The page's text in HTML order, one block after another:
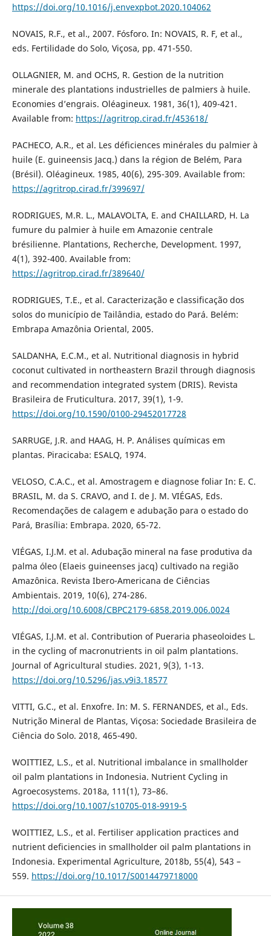
https://doi.org/10.1016/j.envexpbot.2020.104062
NOVAIS, R.F., et al., 2007. Fósforo. In: NOVAIS, R. F, et al.,
eds. Fertilidade do Solo, Viçosa, pp. 471-550.
OLLAGNIER, M. and OCHS, R. Gestion de la nutrition
minerale des plantations industrielles de palmiers à huile.
Economies d’engrais. Oléagineux. 1981, 36(1), 409-421.
Available from: https://agritrop.cirad.fr/453618/
PACHECO, A.R., et al. Les déficiences minérales du palmier à
huile (E. guineensis Jacq.) dans la région de Belém, Para
(Brésil). Oléagineux. 1985, 40(6), 295-309. Available from:
https://agritrop.cirad.fr/399697/
RODRIGUES, M.R. L., MALAVOLTA, E. and CHAILLARD, H. La
fumure du palmier à huile em Amazonie centrale
brésilienne. Plantations, Recherche, Development. 1997,
4(1), 392-400. Available from:
https://agritrop.cirad.fr/389640/
RODRIGUES, T.E., et al. Caracterização e classificação dos
solos do município de Tailândia, estado do Pará. Belém:
Embrapa Amazônia Oriental, 2005.
SALDANHA, E.C.M., et al. Nutritional diagnosis in hybrid
coconut cultivated in northeastern Brazil through diagnosis
and recommendation integrated system (DRIS). Revista
Brasileira de Fruticultura. 2017, 39(1), 1-9.
https://doi.org/10.1590/0100-29452017728
SARRUGE, J.R. and HAAG, H. P. Análises químicas em
plantas. Piracicaba: ESALQ, 1974.
VELOSO, C.A.C., et al. Amostragem e diagnose foliar In: E. C.
BRASIL, M. da S. CRAVO, and I. de J. M. VIÉGAS, Eds.
Recomendações de calagem e adubação para o estado do
Pará, Brasília: Embrapa. 2020, 65-72.
VIÉGAS, I.J.M. et al. Adubação mineral na fase produtiva da
palma óleo (Elaeis guineenses jacq) cultivado na região
Amazônica. Revista Ibero-Americana de Ciências
Ambientais. 2019, 10(6), 274-286.
http://doi.org/10.6008/CBPC2179-6858.2019.006.0024
VIÉGAS, I.J.M. et al. Contribution of Pueraria phaseoloides L.
in the cycling of macronutrients in oil palm plantations.
Journal of Agricultural studies. 2021, 9(3), 1-13.
https://doi.org/10.5296/jas.v9i3.18577
VITTI, G.C., et al. Enxofre. In: M. S. FERNANDES, et al., Eds.
Nutrição Mineral de Plantas, Viçosa: Sociedade Brasileira de
Ciência do Solo. 2018, 465-490.
WOITTIEZ, L.S., et al. Nutritional imbalance in smallholder
oil palm plantations in Indonesia. Nutrient Cycling in
Agroecosystems. 2018a, 111(1), 73–86.
https://doi.org/10.1007/s10705-018-9919-5
WOITTIEZ, L.S., et al. Fertiliser application practices and
nutrient deficiencies in smallholder oil palm plantations in
Indonesia. Experimental Agriculture, 2018b, 55(4), 543 –
559. https://doi.org/10.1017/S0014479718000